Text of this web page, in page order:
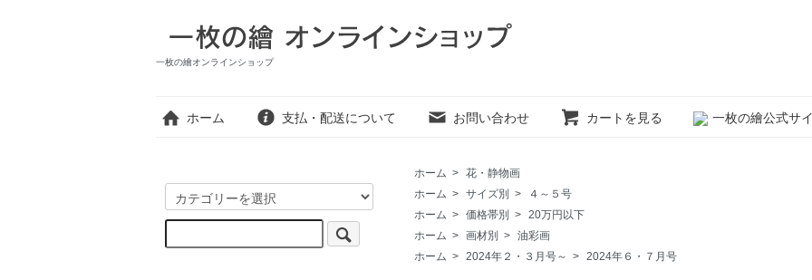
一枚の繪オンラインショップ
ホーム 支払・配送について お問い合わせ カートを見る 一枚の繪公式サ
ホーム > 花・静物画
ホーム > サイズ別 >
４～５号
ホーム > 価格帯別 > 20万円以下
ホーム > 画材別 > 油彩画
ホーム > 2024年２・３月号～ > 2024年６・７月号